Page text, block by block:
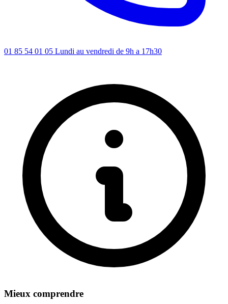
01 85 54 01 05 Lundi au vendredi de 9h a 17h30
Mieux comprendre